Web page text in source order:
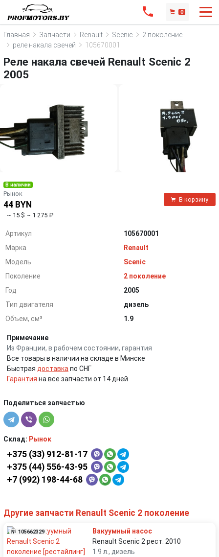
0
Главная Запчасти Renault Scenic
2 поколение
реле накала свечей
105670001
Реле накала свечей Renault Scenic 2
2005
В наличии
Рынок
44 BYN
~ 15 $ ~ 1 275 ₽
В корзину
Артикул
105670001
Марка
Renault
Модель
Scenic
Поколение
2 поколение
Год
2005
Тип двигателя
дизель
Объем, см³
1.9
Примечание
Из Франции, в рабочем состоянии, гарантия
Все товары в наличии на складе в Минске
Быстрая доставка по СНГ
Гарантия на все запчасти от 14 дней
Поделиться запчастью
Склад: Рынок
+375 (33) 912-81-17
+375 (44) 556-43-95
+7 (992) 198-44-68
Другие запчасти Renault Scenic 2 поколение
№ 105662329
Вакуумный насос
Renault Scenic 2 рест. 2010
1.9 л., дизель